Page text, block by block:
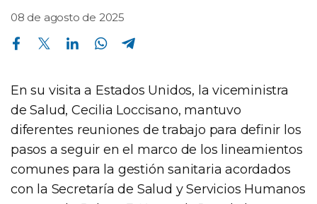
08 de agosto de 2025
Compartir en Facebook Compartir en Twitter Compartir en Linkedin Compartir en Whatsapp
En su visita a Estados Unidos, la viceministra
de Salud, Cecilia Loccisano, mantuvo
diferentes reuniones de trabajo para definir los
pasos a seguir en el marco de los lineamientos
comunes para la gestión sanitaria acordados
con la Secretaría de Salud y Servicios Humanos